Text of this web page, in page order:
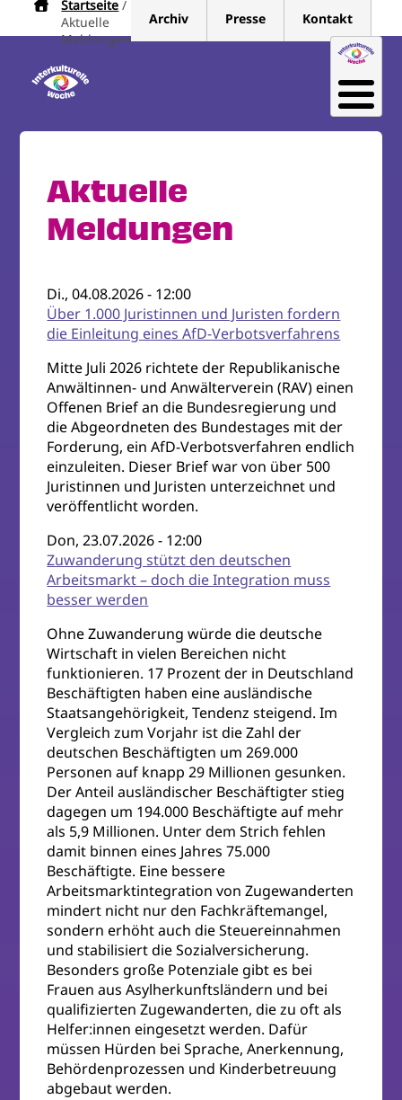
Direkt
Pfadnavigation
Startseite
Aktuelle
Meldungen
Archiv Presse Kontakt
Aktuelle
Meldungen
Di., 04.08.2026 - 12:00
Über 1.000 Juristinnen und Juristen fordern
die Einleitung eines AfD-Verbotsverfahrens
Mitte Juli 2026 richtete der Republikanische
Anwältinnen- und Anwälterverein (RAV) einen
Offenen Brief an die Bundesregierung und
die Abgeordneten des Bundestages mit der
Forderung, ein AfD-Verbotsverfahren endlich
einzuleiten. Dieser Brief war von über 500
Juristinnen und Juristen unterzeichnet und
veröffentlicht worden.
Don, 23.07.2026 - 12:00
Zuwanderung stützt den deutschen
Arbeitsmarkt – doch die Integration muss
besser werden
Ohne Zuwanderung würde die deutsche
Wirtschaft in vielen Bereichen nicht
funktionieren. 17 Prozent der in Deutschland
Beschäftigten haben eine ausländische
Staatsangehörigkeit, Tendenz steigend. Im
Vergleich zum Vorjahr ist die Zahl der
deutschen Beschäftigten um 269.000
Personen auf knapp 29 Millionen gesunken.
Der Anteil ausländischer Beschäftigter stieg
dagegen um 194.000 Beschäftigte auf mehr
als 5,9 Millionen. Unter dem Strich fehlen
damit binnen eines Jahres 75.000
Beschäftigte. Eine bessere
Arbeitsmarktintegration von Zugewanderten
mindert nicht nur den Fachkräftemangel,
sondern erhöht auch die Steuereinnahmen
und stabilisiert die Sozialversicherung.
Besonders große Potenziale gibt es bei
Frauen aus Asylherkunftsländern und bei
qualifizierten Zugewanderten, die zu oft als
Helfer:innen eingesetzt werden. Dafür
müssen Hürden bei Sprache, Anerkennung,
Behördenprozessen und Kinderbetreuung
abgebaut werden.